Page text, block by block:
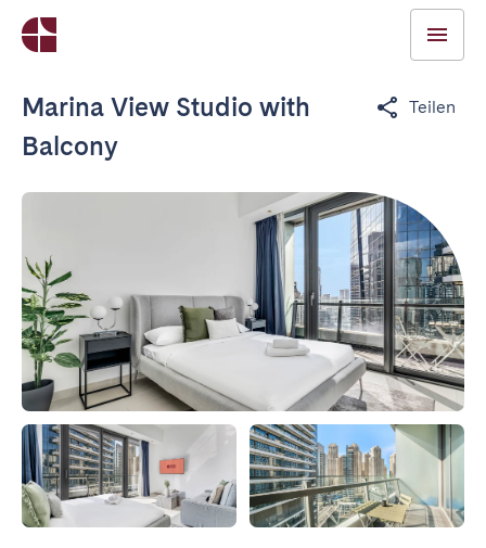
Marina View Studio with
Balcony
Teilen